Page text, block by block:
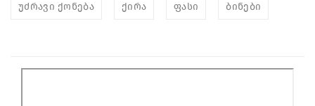
უძრავი ქონება ქირა ფასი ბინები